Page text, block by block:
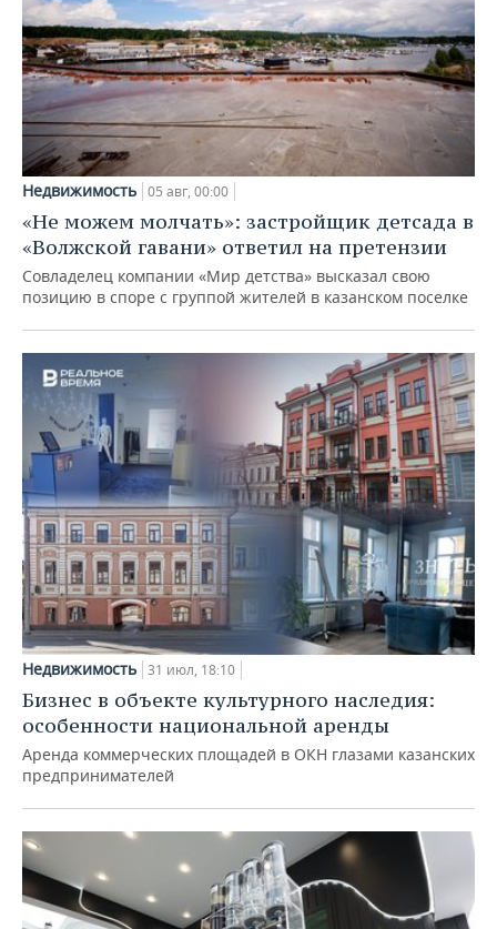
Недвижимость 05 авг, 00:00
«Не можем молчать»: застройщик детсада в
«Волжской гавани» ответил на претензии
Совладелец компании «Мир детства» высказал свою
позицию в споре с группой жителей в казанском поселке
Недвижимость 31 июл, 18:10
Бизнес в объекте культурного наследия:
особенности национальной аренды
Аренда коммерческих площадей в ОКН глазами казанских
предпринимателей